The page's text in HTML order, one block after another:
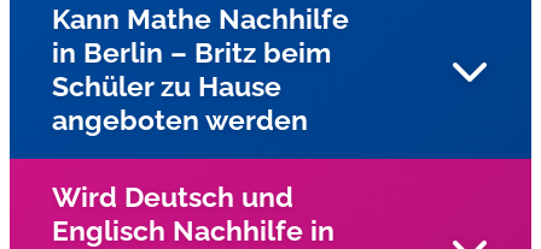
Ja, für Kinder und Jugendliche mit Lese-
Rechtschreibschwäche (LRS) und Dyskalkulie wird
Einzelunterricht in Berlin – Britz mit speziellen
Förderprogrammen des Lernservers angeboten. In der
Münster entwickelte Förderdiagnostik vielfach bewährt.
Kann Mathe Nachhilfe
in Berlin – Britz beim
Schüler zu Hause
angeboten werden
Unsere Nachhilfelehrer kommen in Berlin – Britz zu den
Wird Deutsch und
Englisch Nachhilfe in